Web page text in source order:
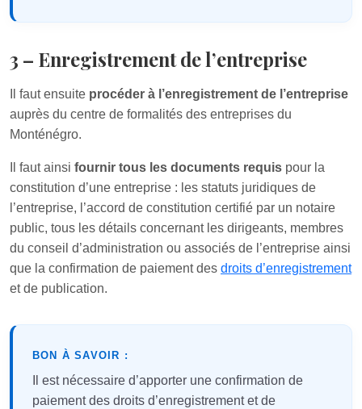
3 – Enregistrement de l’entreprise
Il faut ensuite procéder à l’enregistrement de l’entreprise
auprès du centre de formalités des entreprises du
Monténégro.
Il faut ainsi fournir tous les documents requis pour la
constitution d’une entreprise : les statuts juridiques de
l’entreprise, l’accord de constitution certifié par un notaire
public, tous les détails concernant les dirigeants, membres
du conseil d’administration ou associés de l’entreprise ainsi
que la confirmation de paiement des droits d’enregistrement
et de publication.
BON À SAVOIR :
Il est nécessaire d’apporter une confirmation de
paiement des droits d’enregistrement et de